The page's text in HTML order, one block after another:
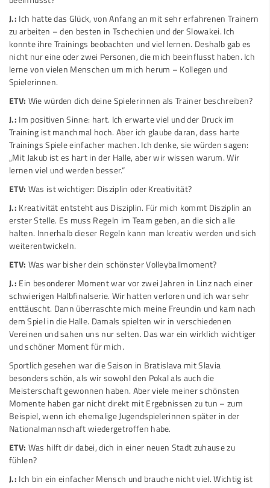
J.: Ich hatte das Glück, von Anfang an mit sehr erfahrenen Trainern
zu arbeiten – den besten in Tschechien und der Slowakei. Ich
konnte ihre Trainings beobachten und viel lernen. Deshalb gab es
nicht nur eine oder zwei Personen, die mich beeinflusst haben. Ich
lerne von vielen Menschen um mich herum – Kollegen und
Spielerinnen.
ETV: Wie würden dich deine Spielerinnen als Trainer beschreiben?
J.: Im positiven Sinne: hart. Ich erwarte viel und der Druck im
Training ist manchmal hoch. Aber ich glaube daran, dass harte
Trainings Spiele einfacher machen. Ich denke, sie würden sagen:
„Mit Jakub ist es hart in der Halle, aber wir wissen warum. Wir
lernen viel und werden besser.“
ETV: Was ist wichtiger: Disziplin oder Kreativität?
J.: Kreativität entsteht aus Disziplin. Für mich kommt Disziplin an
erster Stelle. Es muss Regeln im Team geben, an die sich alle
halten. Innerhalb dieser Regeln kann man kreativ werden und sich
weiterentwickeln.
ETV: Was war bisher dein schönster Volleyballmoment?
J.: Ein besonderer Moment war vor zwei Jahren in Linz nach einer
schwierigen Halbfinalserie. Wir hatten verloren und ich war sehr
enttäuscht. Dann überraschte mich meine Freundin und kam nach
dem Spiel in die Halle. Damals spielten wir in verschiedenen
Vereinen und sahen uns nur selten. Das war ein wirklich wichtiger
und schöner Moment für mich.
Sportlich gesehen war die Saison in Bratislava mit Slavia
besonders schön, als wir sowohl den Pokal als auch die
Meisterschaft gewonnen haben. Aber viele meiner schönsten
Momente haben gar nicht direkt mit Ergebnissen zu tun – zum
Beispiel, wenn ich ehemalige Jugendspielerinnen später in der
Nationalmannschaft wiedergetroffen habe.
ETV: Was hilft dir dabei, dich in einer neuen Stadt zuhause zu
fühlen?
J.: Ich bin ein einfacher Mensch und brauche nicht viel. Wichtig ist